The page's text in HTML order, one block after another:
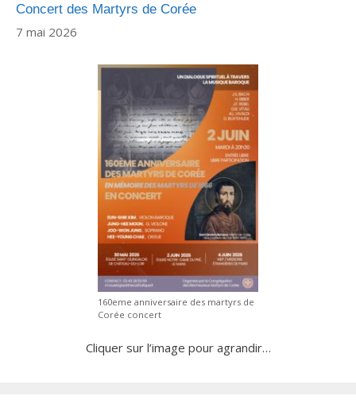
Concert des Martyrs de Corée
7 mai 2026
160eme anniversaire des martyrs de
Corée concert
Cliquer sur l’image pour agrandir…